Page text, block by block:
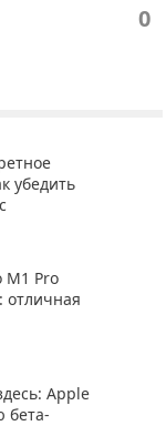
0
убедить
Pro
отличная
Apple
бета-